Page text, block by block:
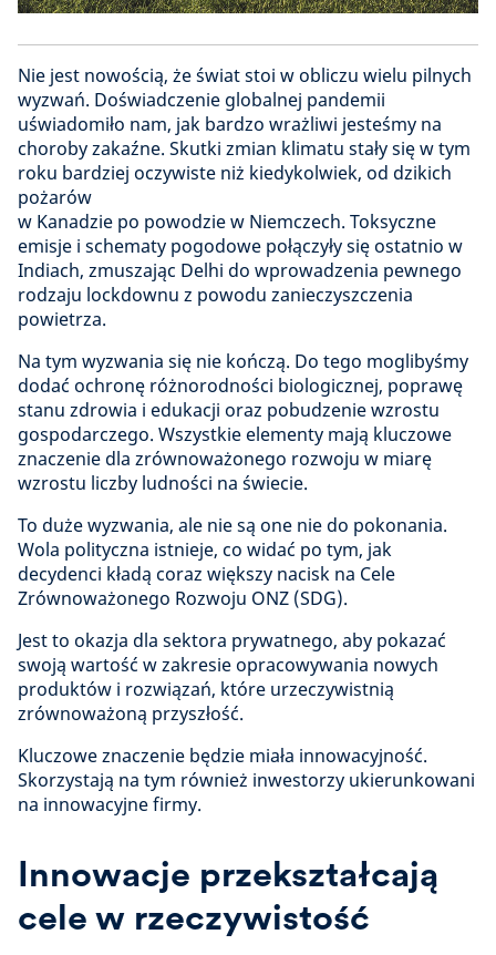
Nie jest nowością, że świat stoi w obliczu wielu pilnych
wyzwań. Doświadczenie globalnej pandemii
uświadomiło nam, jak bardzo wrażliwi jesteśmy na
choroby zakaźne. Skutki zmian klimatu stały się w tym
roku bardziej oczywiste niż kiedykolwiek, od dzikich
pożarów
w Kanadzie po powodzie w Niemczech. Toksyczne
emisje i schematy pogodowe połączyły się ostatnio w
Indiach, zmuszając Delhi do wprowadzenia pewnego
rodzaju lockdownu z powodu zanieczyszczenia
powietrza.
Na tym wyzwania się nie kończą. Do tego moglibyśmy
dodać ochronę różnorodności biologicznej, poprawę
stanu zdrowia i edukacji oraz pobudzenie wzrostu
gospodarczego. Wszystkie elementy mają kluczowe
znaczenie dla zrównoważonego rozwoju w miarę
wzrostu liczby ludności na świecie.
To duże wyzwania, ale nie są one nie do pokonania.
Wola polityczna istnieje, co widać po tym, jak
decydenci kładą coraz większy nacisk na Cele
Zrównoważonego Rozwoju ONZ (SDG).
Jest to okazja dla sektora prywatnego, aby pokazać
swoją wartość w zakresie opracowywania nowych
produktów i rozwiązań, które urzeczywistnią
zrównoważoną przyszłość.
Kluczowe znaczenie będzie miała innowacyjność.
Skorzystają na tym również inwestorzy ukierunkowani
na innowacyjne firmy.
Innowacje przekształcają
cele w rzeczywistość